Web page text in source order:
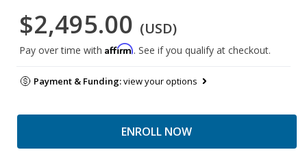
$2,495.00 (USD)
Pay over time with Affirm. See if you qualify at checkout.
Payment & Funding:view your options
ENROLL NOW